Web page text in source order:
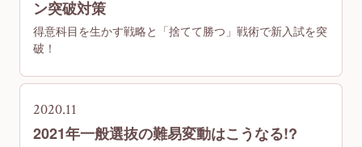
ン突破対策
得意科目を生かす戦略と「捨てて勝つ」戦術で新入試を突
破！
2020.11
2021年一般選抜の難易変動はこうなる!?